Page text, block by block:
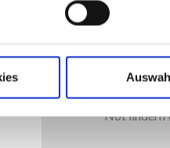
Bei den meisten
oder mildtätige
Not lindern